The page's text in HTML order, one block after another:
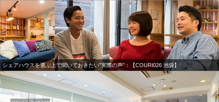
シェアハウスを選ぶ上で聞いておきたい”実際の声”：【COURI026 池袋】